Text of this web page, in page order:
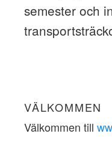
semester och
VÄLKOMMEN
Välkommen till